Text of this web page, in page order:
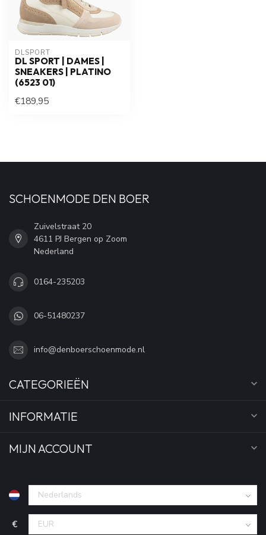
DLSPORT
DL SPORT | DAMES |
SNEAKERS | PLATINO
(6523 01)
€189,95
SCHOENMODE DEN BOER
Zuivelstraat 20
4611 PJ Bergen op Zoom
Nederland
0164-235203
06-51480237
info@denboerschoenmode.nl
CATEGORIEËN
INFORMATIE
MIJN ACCOUNT
€